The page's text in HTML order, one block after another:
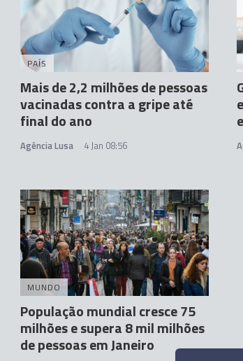
PAÍS
Mais de 2,2 milhões de pessoas
vacinadas contra a gripe até
final do ano
Agência Lusa 4 Jan 08:56
MUNDO
População mundial cresce 75
milhões e supera 8 mil milhões
de pessoas em Janeiro